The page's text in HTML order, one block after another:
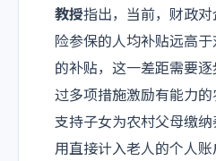
教授指出，当前，财政
险参保的人均补贴远高
的补贴，这一差距需要
过多项措施激励有能力
支持子女为农村父母缴
用直接计入老人的个人